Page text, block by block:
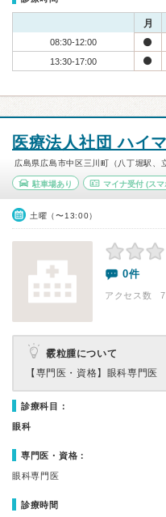
月
08:30-12:00
13:30-17:00
医療法人社団 ハイ
広島県広島市中区三川町（八丁堀駅、
駐車場あり マイナ受付(スマ
土曜（〜13:00）
0件
アクセス数 7
霰粒腫について
【専門医・資格】 眼科専門医
診療科目：
眼科
専門医・資格：
眼科専門医
診療時間